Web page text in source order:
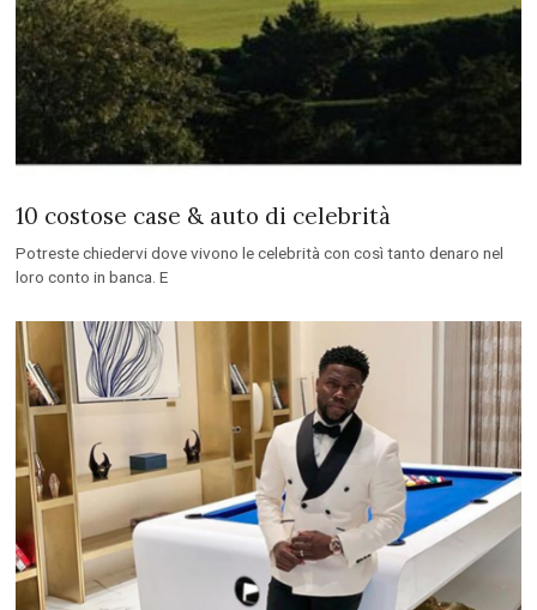
10 costose case & auto di celebrità
Potreste chiedervi dove vivono le celebrità con così tanto denaro nel
loro conto in banca. E